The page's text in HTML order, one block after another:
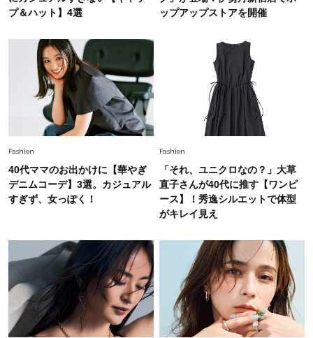
40代の夏通勤はこれ１着！「きちんと感」も
Fashion 2026.5.29
今、40代の「メガネ＆サングラス」のトレンド
に更新あり！“黒ぶち以外”が新定番に
旬着こなし3選。地味見え回避のコツは「バッグ
選び」！
いめハーフパンツでモードに昇華
Fashion 2026.7.9
スタイリストが本気で推す！40代がほどよく華
やぐ【甘め黒アイテム】3選
プ＆ハット】4選
ップアップストアを開催
Fashion
40代ママのお出かけに【華やぎ
デニムコーデ】3選。カジュアル
すぎず、女っぽく！
Fashion
「それ、ユニクロなの？」大草
直子さんが40代に推す【ワンピ
ース】！秀逸シルエットで体型
がキレイ見え